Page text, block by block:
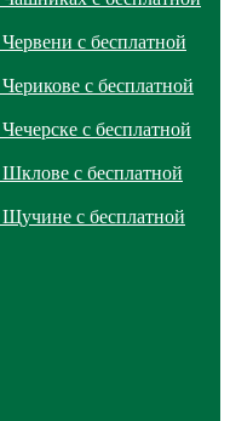
с бесплатной
с бесплатной
с бесплатной
с бесплатной
с бесплатной